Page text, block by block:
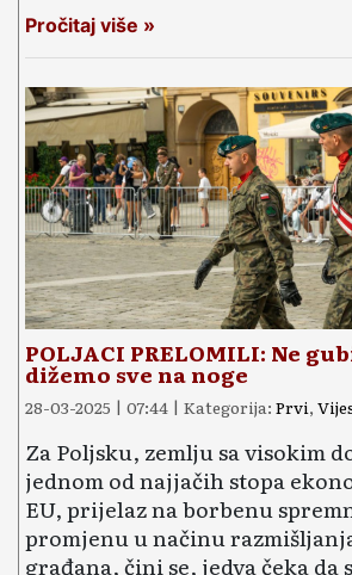
Pročitaj više »
POLJACI PRELOMILI: Ne
dižemo sve na noge
28-03-2025 | 07:44 | Kategorija: Prvi,
Za Poljsku, zemlju sa visokim
jednom od najjačih stopa
EU, prijelaz na borbenu
promjenu u načinu
građana, čini se, jedva čeka da